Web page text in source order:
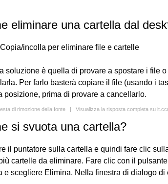
eliminare una cartella dal
incolla per eliminare file e cartelle
soluzione è quella di provare a spostare i file
Per farlo basterà copiare il file (usando i
posizione, prima di provare a cancellarlo.
di rimozione della fonte | Visualizza la risposta completa su
si svuota una cartella?
il puntatore sulla cartella e quindi fare clic
cartelle da eliminare. Fare clic con il
e scegliere Elimina. Nella finestra di dialogo